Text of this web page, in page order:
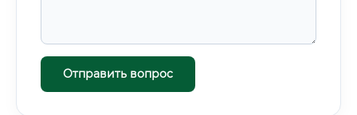
Отправить вопрос